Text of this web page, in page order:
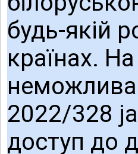
будь-якій
країнах.
2022/328
доступ до